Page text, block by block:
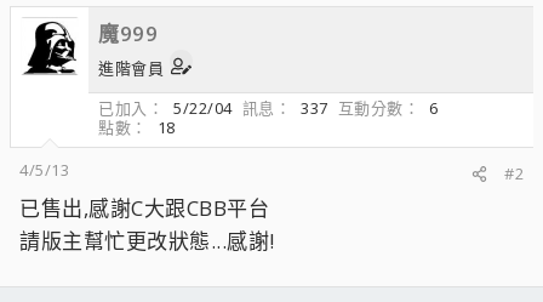
魔999
進階會員
已加入
5/22/04 訊息 337 互動分數
6
點數
18
4/5/13
#2
已售出,感謝C大跟CBB平台
請版主幫忙更改狀態...感謝!